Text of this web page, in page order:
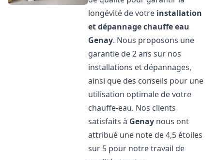
longévité de votre installation
et dépannage chauffe eau
Genay. Nous proposons une
garantie de 2 ans sur nos
installations et dépannages,
ainsi que des conseils pour une
utilisation optimale de votre
chauffe-eau. Nos clients
satisfaits à Genay nous ont
attribué une note de 4,5 étoiles
sur 5 pour notre travail de